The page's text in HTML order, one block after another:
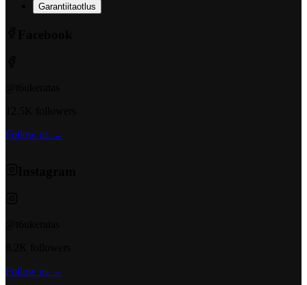
Garantiitaotlus
Follow us →
Follow us →